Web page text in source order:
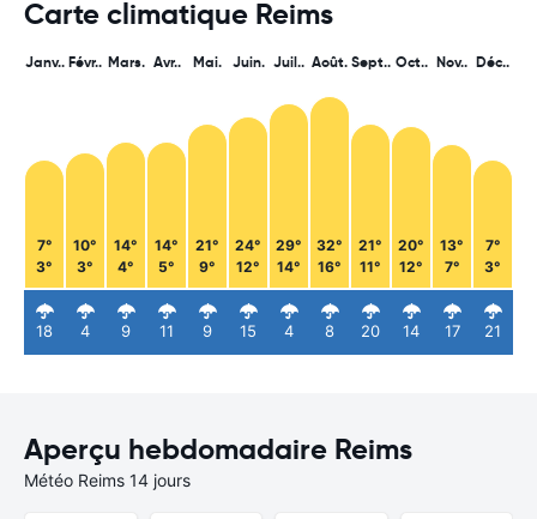
Carte climatique Reims
Janv..
7°
3°
18
Févr..
10°
3°
4
Mars.
14°
4°
9
Avr..
14°
5°
11
Mai.
21°
9°
9
Juin.
24°
12°
15
Juil..
29°
14°
4
Août.
32°
16°
8
Sept..
21°
11°
20
Oct..
20°
12°
14
Nov..
13°
7°
17
Déc..
7°
3°
21
Aperçu hebdomadaire Reims
Météo Reims 14 jours